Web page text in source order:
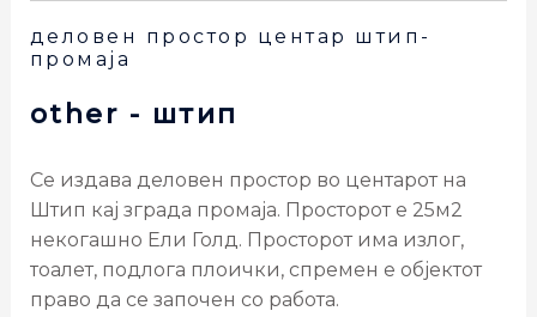
деловен простор центар штип-
промаја
other - штип
Се издава деловен простор во центарот на
Штип кај зграда промаја. Просторот е 25м2
некогашно Ели Голд. Просторот има излог,
тоалет, подлога плоички, спремен е објектот
право да се започен со работа.